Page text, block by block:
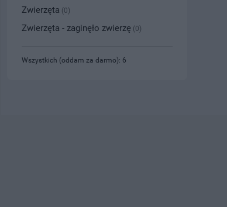
Zwierzęta (0)
Zwierzęta - zaginęło zwierzę (0)
Wszystkich (oddam za darmo): 6